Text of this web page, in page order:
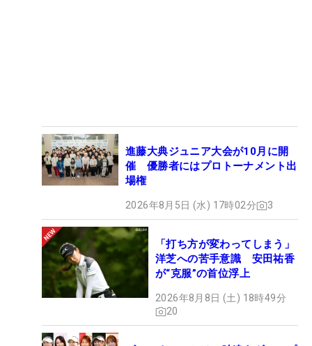
進藤大典ジュニア大会が10月に開
催 優勝者にはプロトーナメント出
場権
2026年8月5日 (水) 17時02分 3
「打ち方が変わってしまう」
洋芝への苦手意識 安田祐香
が“克服”の首位浮上
2026年8月8日 (土) 18時49分
20